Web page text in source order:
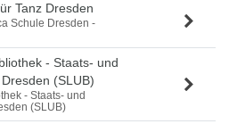
Tanz Dresden
Schule Dresden -
- Staats- und
(SLUB)
- Staats- und
(SLUB)